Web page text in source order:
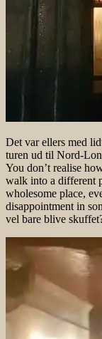
Det var ellers med
turen ud til Nord-
You don’t realise
walk into a different
wholesome place,
disappointment in
vel bare blive